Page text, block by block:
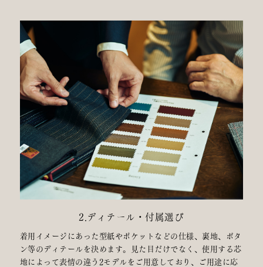
2.ディテール・付属選び
着用イメージにあった型紙やポケットなどの仕様、裏地、ボタ
ン等のディテールを決めます。見た目だけでなく、使用する芯
地によって表情の違う2モデルをご用意しており、ご用途に応